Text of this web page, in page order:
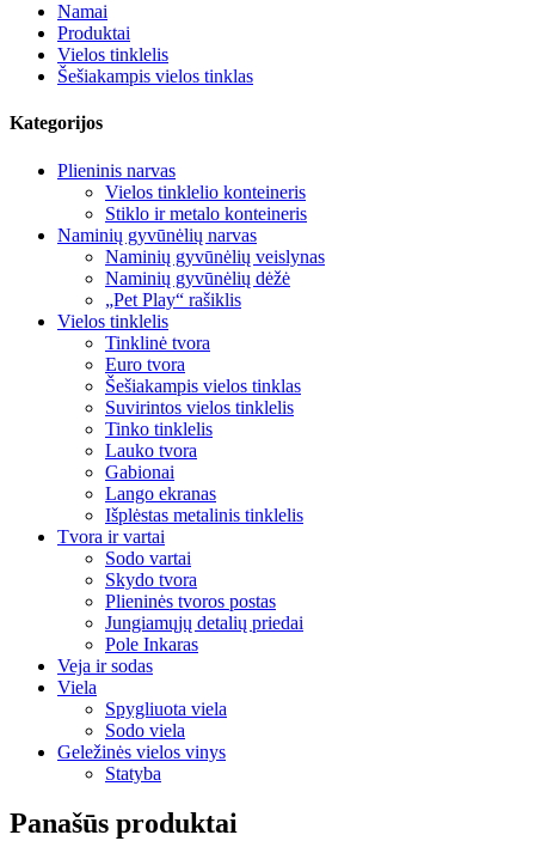
Namai
Produktai
Vielos tinklelis
Šešiakampis vielos tinklas
Kategorijos
Plieninis narvas
Vielos tinklelio konteineris
Stiklo ir metalo konteineris
Naminių gyvūnėlių narvas
Naminių gyvūnėlių veislynas
Naminių gyvūnėlių dėžė
„Pet Play“ rašiklis
Vielos tinklelis
Tinklinė tvora
Euro tvora
Šešiakampis vielos tinklas
Suvirintos vielos tinklelis
Tinko tinklelis
Lauko tvora
Gabionai
Lango ekranas
Išplėstas metalinis tinklelis
Tvora ir vartai
Sodo vartai
Skydo tvora
Plieninės tvoros postas
Jungiamųjų detalių priedai
Pole Inkaras
Veja ir sodas
Viela
Spygliuota viela
Sodo viela
Geležinės vielos vinys
Statyba
Panašūs produktai